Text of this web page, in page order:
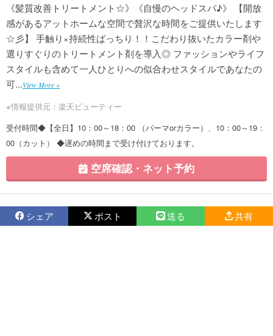
《髪質改善トリートメント☆》《自慢のヘッドスパ♪》 【開放
感があるアットホームな空間で贅沢な時間をご提供いたします
☆彡】 手触り×持続性ばっちり！！こだわり抜いたカラー剤や
選りすぐりのトリートメント剤を導入◎ ファッションやライフ
スタイルも含めて一人ひとりへの似合わせスタイルであなたの
可...View More »
※情報提供元：楽天ビューティー
受付時間◆【全日】10：00～18：00 （パーマorカラー）、10：00～19：
00（カット） ◆遅めの時間まで受け付けております。
空席確認・ネット予約
シェア ポスト 送る 共有